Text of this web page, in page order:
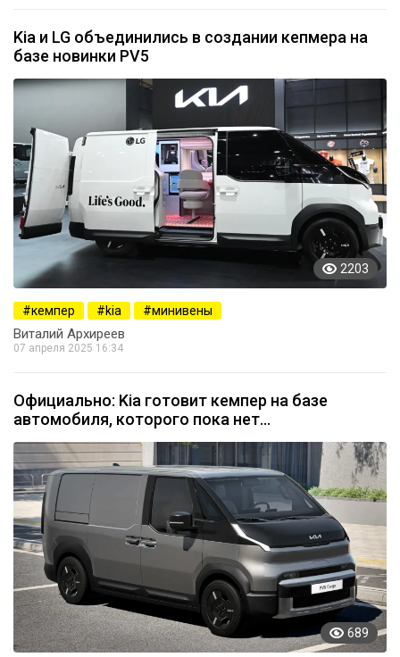
Kia и LG объединились в создании кепмера на
базе новинки PV5
2203
кемпер kia минивены
Виталий Архиреев
07 апреля 2025 16:34
Официально: Kia готовит кемпер на базе
автомобиля, которого пока нет…
689